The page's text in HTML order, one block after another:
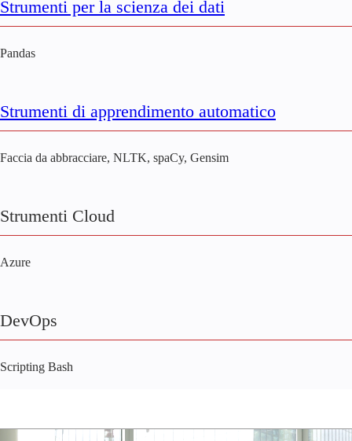
Strumenti per la scienza dei dati
Pandas
Strumenti di apprendimento automatico
Faccia da abbracciare, NLTK, spaCy, Gensim
Strumenti Cloud
Azure
DevOps
Scripting Bash